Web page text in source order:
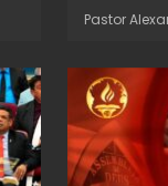
Pastor